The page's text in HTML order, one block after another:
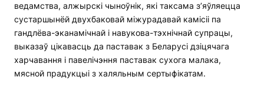
ведамства, алжырскі чыноўнік, які таксама з’яўляецца
сустаршынёй двухбаковай міжурадавай камісіі па
гандлёва-эканамічнай і навукова-тэхнічнай супрацы,
выказаў цікавасць да паставак з Беларусі дзіцячага
харчавання і павелічэння паставак сухога малака,
мясной прадукцыі з халяльным сертыфікатам.